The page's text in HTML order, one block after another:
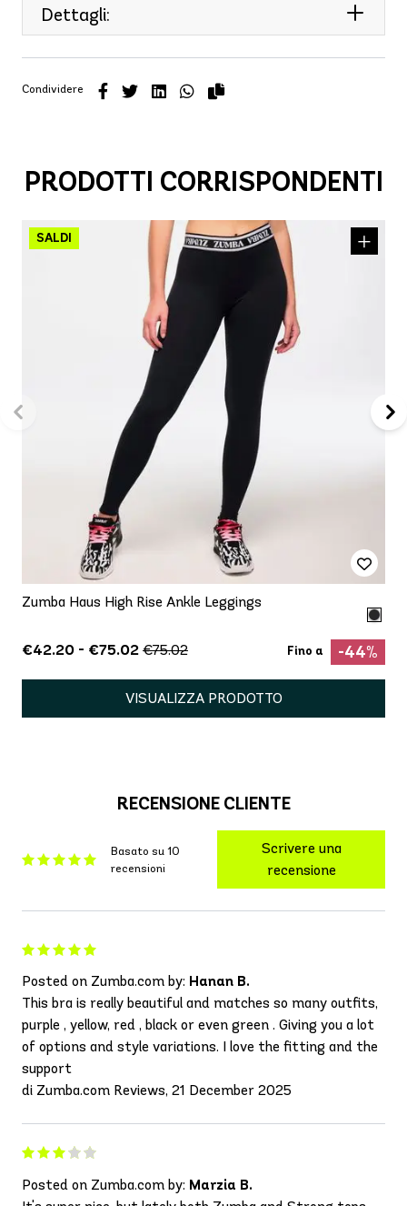
Dettagli:
Condividere
PRODOTTI CORRISPONDENTI
Zumba Haus High Rise Ankle Leggings
€42.20 - €75.02 €75.02 Fino a -44%
VISUALIZZA PRODOTTO
RECENSIONE CLIENTE
Basato su 10
recensioni
Scrivere una
recensione
Posted on Zumba.com by: Hanan B.
This bra is really beautiful and matches so many outfits,
purple , yellow, red , black or even green . Giving you a lot
of options and style variations. I love the fitting and the
support
di Zumba.com Reviews, 21 December 2025
Posted on Zumba.com by: Marzia B.